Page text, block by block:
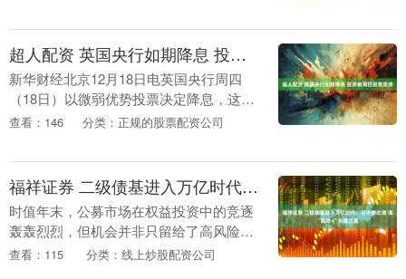
口....
超人配资 英国央行如期降息 投资者周四抛售英债
新华财经北京12月18日电英国央行周四
（18日）以微弱优势投票决定降息，这是
其2025年的最后一次货币政策举措。消息
线下跌....
查看：146 分类：正规的股票配资公司
福祥证券 二级债基进入万亿时代：以平衡之道 谋“固收+”长胜之基
时值年末，公募市场在权益投资中的竞逐
轰轰烈烈，但机会并非只留给了高风险投
资者。股债混合、债多股少的“固收+”产
查看：115 分类：线上炒股配资公司